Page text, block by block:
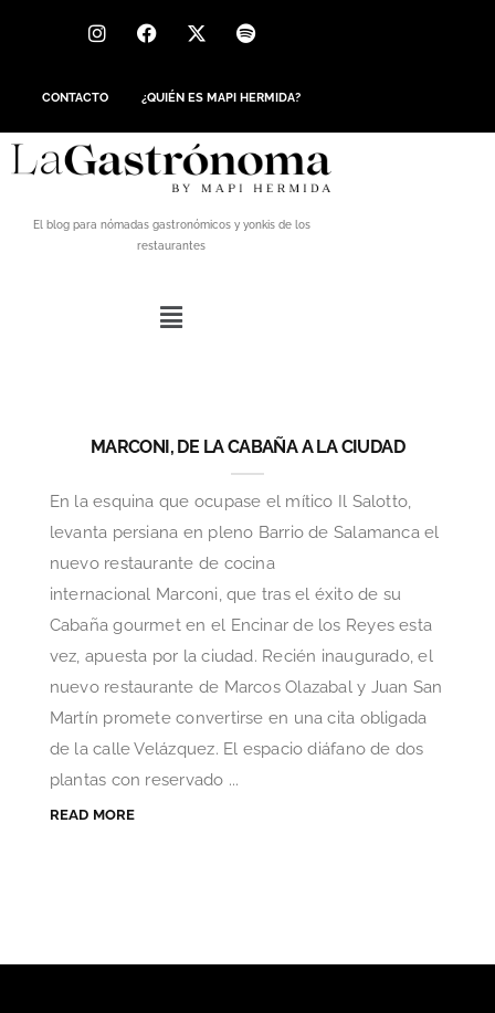
CONTACTO ¿QUIÉN ES MAPI HERMIDA?
El blog para nómadas gastronómicos y yonkis de los
restaurantes
MARCONI, DE LA CABAÑA A LA CIUDAD
En la esquina que ocupase el mítico Il Salotto,
levanta persiana en pleno Barrio de Salamanca el
nuevo restaurante de cocina
internacional Marconi, que tras el éxito de su
Cabaña gourmet en el Encinar de los Reyes esta
vez, apuesta por la ciudad. Recién inaugurado, el
nuevo restaurante de Marcos Olazabal y Juan San
Martín promete convertirse en una cita obligada
de la calle Velázquez. El espacio diáfano de dos
plantas con reservado ...
READ MORE